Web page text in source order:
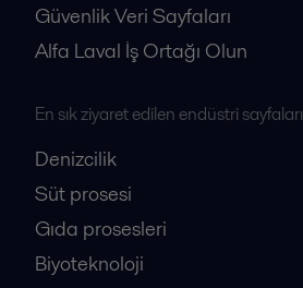
Güvenlik Veri Sayfaları
Alfa Laval İş Ortağı Olun
En sık ziyaret edilen endüstri sayfaları
Denizcilik
Süt prosesi
Gıda prosesleri
Biyoteknoloji